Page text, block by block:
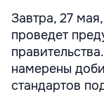
Завтра, 27
проведет
намерены
стандартов